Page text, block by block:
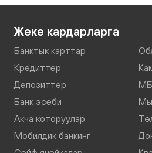
Жеке кардарларга
Банктык карттар
Кредиттер
Депозиттер
Банк эсеби
Акча которуулар
Мобилдик банкинг